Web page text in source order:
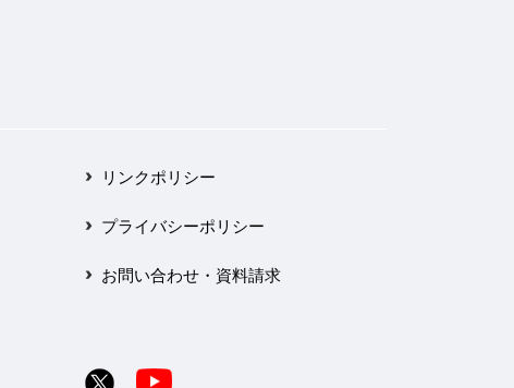
リンクポリシー
プライバシーポリシー
お問い合わせ・資料請求